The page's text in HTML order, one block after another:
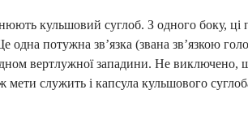
кульшовий суглоб. З одного боку,
потужна зв’язка (звана зв’язкою
вертлужної западини. Не виключено,
служить і капсула кульшового